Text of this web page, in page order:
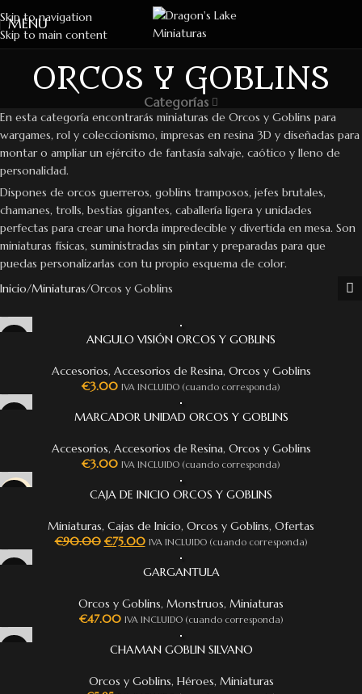
Skip to navigation
Skip to main content
MENU
ORCOS Y GOBLINS
Categorías
En esta categoría encontrarás miniaturas de Orcos y Goblins para
wargames, rol y coleccionismo, impresas en resina 3D y diseñadas para
montar o ampliar un ejército de fantasía salvaje, caótico y lleno de
personalidad.
Dispones de orcos guerreros, goblins tramposos, jefes brutales,
chamanes, trolls, bestias gigantes, caballería ligera y unidades
perfectas para crear una horda impredecible y divertida en mesa. Son
miniaturas físicas, suministradas sin pintar y preparadas para que
puedas personalizarlas con tu propio esquema de color.
Inicio Miniaturas Orcos y Goblins
ANGULO VISIÓN ORCOS Y GOBLINS
Accesorios, Accesorios de Resina, Orcos y Goblins
€3.00 IVA INCLUIDO (cuando corresponda)
MARCADOR UNIDAD ORCOS Y GOBLINS
Accesorios, Accesorios de Resina, Orcos y Goblins
€3.00 IVA INCLUIDO (cuando corresponda)
CAJA DE INICIO ORCOS Y GOBLINS
Miniaturas, Cajas de Inicio, Orcos y Goblins, Ofertas
€90.00 €75.00 IVA INCLUIDO (cuando corresponda)
GARGANTULA
Orcos y Goblins, Monstruos, Miniaturas
€47.00 IVA INCLUIDO (cuando corresponda)
CHAMAN GOBLIN SILVANO
Orcos y Goblins, Héroes, Miniaturas